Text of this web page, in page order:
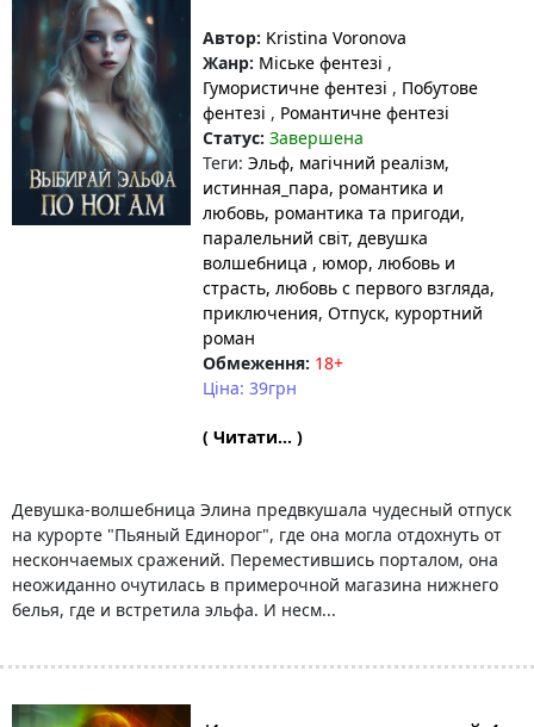
Автор: Kristina Voronova
Жанр: Міське фентезі ,
Гумористичне фентезі , Побутове
фентезі , Романтичне фентезі
Статус: Завершена
Теги: Эльф, магічний реалізм,
истинная_пара, романтика и
любовь, романтика та пригоди,
паралельний світ, девушка
волшебница , юмор, любовь и
страсть, любовь с первого взгляда,
приключения, Отпуск, курортний
роман
Обмеження: 18+
Ціна: 39грн
( Читати... )
Девушка-волшебница Элина предвкушала чудесный отпуск
на курорте "Пьяный Единорог", где она могла отдохнуть от
нескончаемых сражений. Переместившись порталом, она
неожиданно очутилась в примерочной магазина нижнего
белья, где и встретила эльфа. И несм...